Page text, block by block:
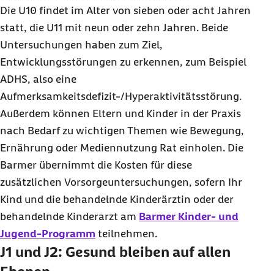
Die U10 findet im Alter von sieben oder acht Jahren
statt, die U11 mit neun oder zehn Jahren. Beide
Untersuchungen haben zum Ziel,
Entwicklungsstörungen zu erkennen, zum Beispiel
ADHS, also eine
Aufmerksamkeitsdefizit-/Hyperaktivitätsstörung.
Außerdem können Eltern und Kinder in der Praxis
nach Bedarf zu wichtigen Themen wie Bewegung,
Ernährung oder Mediennutzung Rat einholen. Die
Barmer übernimmt die Kosten für diese
zusätzlichen Vorsorgeuntersuchungen, sofern Ihr
Kind und die behandelnde Kinderärztin oder der
behandelnde Kinderarzt am Barmer Kinder- und
Jugend-Programm teilnehmen.
J1 und J2: Gesund bleiben auf allen